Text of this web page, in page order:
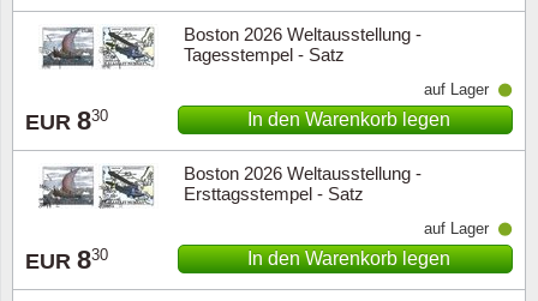
Boston 2026 Weltausstellung -
Tagesstempel - Satz
EUR 830
auf Lager
In den Warenkorb legen
Boston 2026 Weltausstellung -
Ersttagsstempel - Satz
EUR 830
auf Lager
In den Warenkorb legen